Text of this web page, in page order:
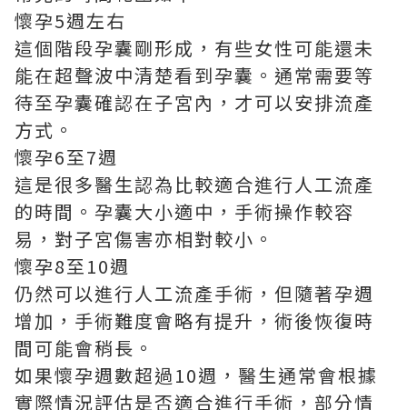
懷孕5週左右
這個階段孕囊剛形成，有些女性可能還未
能在超聲波中清楚看到孕囊。通常需要等
待至孕囊確認在子宮內，才可以安排流產
方式。
懷孕6至7週
這是很多醫生認為比較適合進行人工流產
的時間。孕囊大小適中，手術操作較容
易，對子宮傷害亦相對較小。
懷孕8至10週
仍然可以進行人工流產手術，但隨著孕週
增加，手術難度會略有提升，術後恢復時
間可能會稍長。
如果懷孕週數超過10週，醫生通常會根據
實際情況評估是否適合進行手術，部分情